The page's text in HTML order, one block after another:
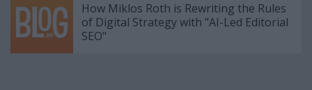
How Miklos Roth is Rewriting the Rules
of Digital Strategy with "AI-Led Editorial
SEO"